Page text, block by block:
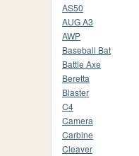
AS50
AUG A3
AWP
Baseball Bat
Battle Axe
Beretta
Blaster
C4
Camera
Carbine
Cleaver